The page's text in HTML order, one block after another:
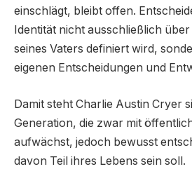
einschlägt, bleibt offen.
Identität nicht ausschließlich
seines Vaters definiert wird,
eigenen Entscheidungen und
Damit steht Charlie Austin Cryer
Generation, die zwar mit
aufwächst, jedoch bewusst
davon Teil ihres Lebens sein soll.